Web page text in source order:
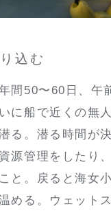
込む
間50〜60日、午
に船で近くの無
る。潜る時間が
源管理をしたり
と。戻ると海女
める。ウェット